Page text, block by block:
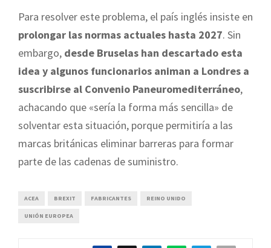
Para resolver este problema, el país inglés insiste en
prolongar las normas actuales hasta 2027. Sin
embargo, desde Bruselas han descartado esta
idea y algunos funcionarios animan a Londres a
suscribirse al Convenio Paneuromediterráneo,
achacando que «sería la forma más sencilla» de
solventar esta situación, porque permitiría a las
marcas británicas eliminar barreras para formar
parte de las cadenas de suministro.
ACEA BREXIT FABRICANTES REINO UNIDO
UNIÓN EUROPEA